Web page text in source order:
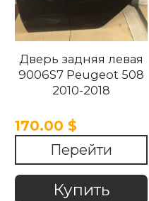
Дверь задняя левая
9006S7 Peugeot 508
2010-2018
170.00 $
Перейти
Купить